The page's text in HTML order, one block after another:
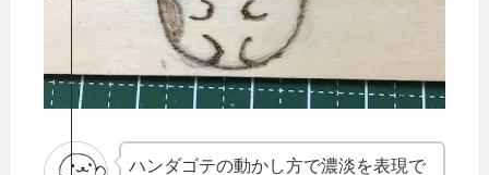
ハンダゴテの動かし方で濃淡を表現で